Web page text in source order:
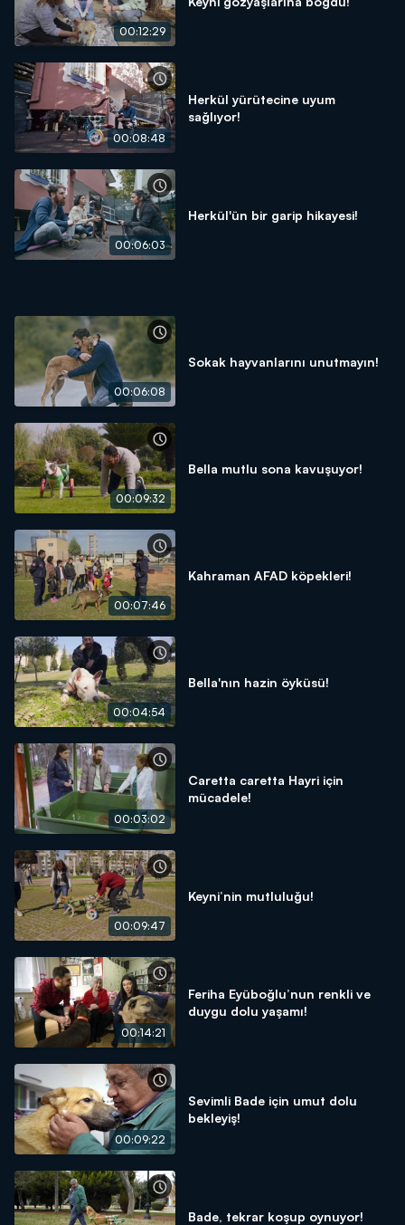
00:12:29
00:08:48
Herkül yürütecine uyum
sağlıyor!
00:06:03
Herkül'ün bir garip hikayesi!
00:06:08
Sokak hayvanlarını unutmayın!
00:09:32
Bella mutlu sona kavuşuyor!
00:07:46
Kahraman AFAD köpekleri!
00:04:54
Bella'nın hazin öyküsü!
00:03:02
Caretta caretta Hayri için
mücadele!
00:09:47
Keyni’nin mutluluğu!
00:14:21
Feriha Eyüboğlu’nun renkli ve
duygu dolu yaşamı!
00:09:22
Sevimli Bade için umut dolu
bekleyiş!
Bade, tekrar koşup oynuyor!